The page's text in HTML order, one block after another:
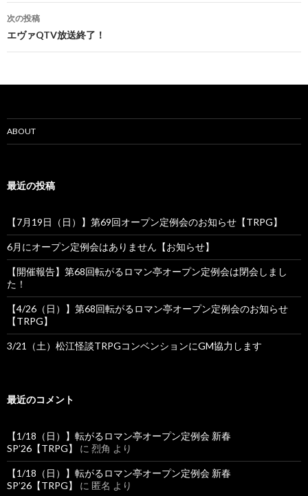
ナ
ビ
ー
ョ
次の投稿
エヴァQTV放送終了！
ABOUT
最近の投稿
【7月19日（日）】第69回オープン定例会のお知らせ【TRPG】
6月にオープン定例会はありません【お知らせ】
【開催報告】第68回転がるロマン亭オープン定例会は閉会しまし
た！
【4/26（日）】第68回転がるロマン亭オープン定例会のお知らせ
【TRPG】
3/21（土）松江怪談TRPGコンベンションにGM協力します
最近のコメント
【1/18（日）】転がるロマン亭オープン定例会 新春
SP’26【TRPG】
に 烈角 より
【1/18（日）】転がるロマン亭オープン定例会 新春
SP’26【TRPG】
に 匿名 より